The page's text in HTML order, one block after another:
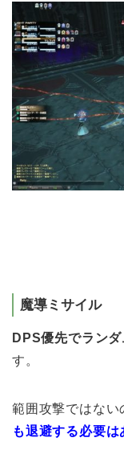
魔導ミサイル
DPS優先でラン
す。
範囲攻撃ではない
も退避する必要は